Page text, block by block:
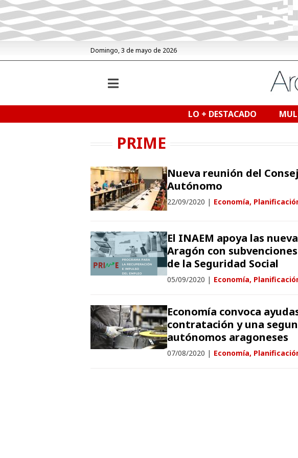
Domingo, 3 de mayo de 2026
LO + DESTACADO
PRIME
Nueva reunión del
Autónomo
22/09/2020 | Economía,
El INAEM apoya las
Aragón con
de la Seguridad Social
05/09/2020 | Economía,
Economía convoca
contratación y una
autónomos aragoneses
07/08/2020 | Economía,